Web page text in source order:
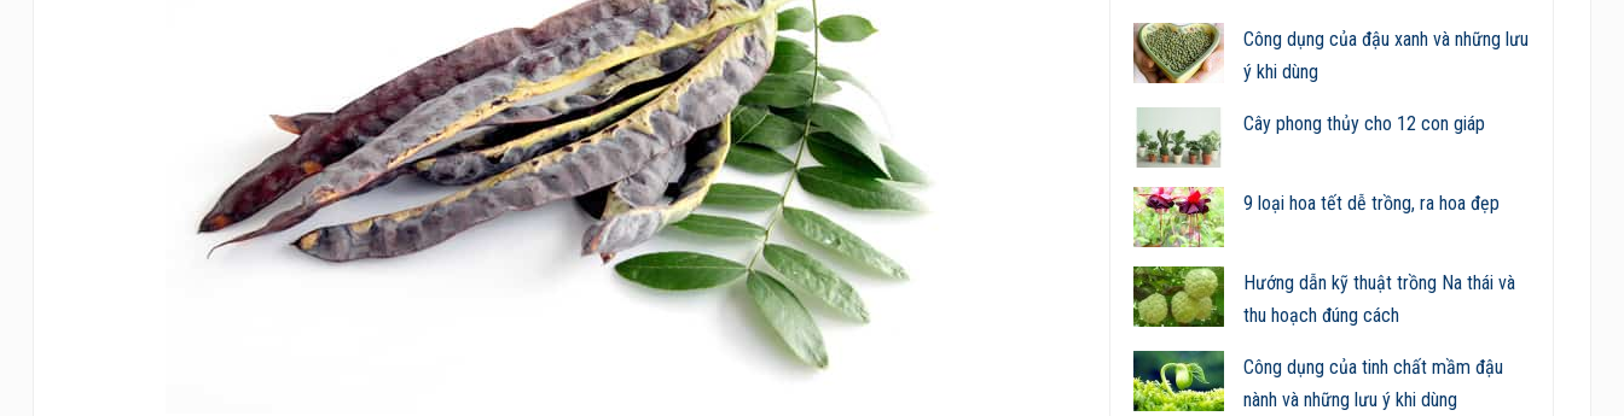
Công dụng của đậu xanh và những lưu
ý khi dùng
Cây phong thủy cho 12 con giáp
9 loại hoa tết dễ trồng, ra hoa đẹp
Hướng dẫn kỹ thuật trồng Na thái và
thu hoạch đúng cách
Công dụng của tinh chất mầm đậu
nành và những lưu ý khi dùng